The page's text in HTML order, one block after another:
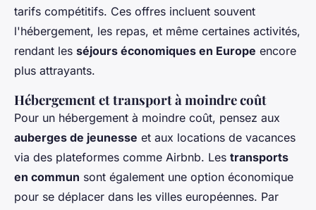
tarifs compétitifs. Ces offres incluent souvent
l'hébergement, les repas, et même certaines activités,
rendant les séjours économiques en Europe encore
plus attrayants.
Hébergement et transport à moindre coût
Pour un hébergement à moindre coût, pensez aux
auberges de jeunesse et aux locations de vacances
via des plateformes comme Airbnb. Les transports
en commun sont également une option économique
pour se déplacer dans les villes européennes. Par